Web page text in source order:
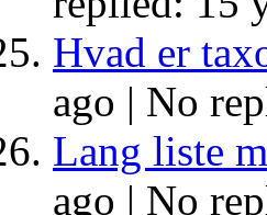
Hvad er
ago | No
Lang liste
ago | No